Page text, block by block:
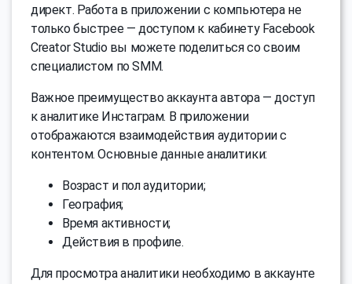
директ. Работа в приложении с компьютера не
только быстрее — доступом к кабинету Facebook
Creator Studio вы можете поделиться со своим
специалистом по SMM.
Важное преимущество аккаунта автора — доступ
к аналитике Инстаграм. В приложении
отображаются взаимодействия аудитории с
контентом. Основные данные аналитики:
Возраст и пол аудитории;
География;
Время активности;
Действия в профиле.
Для просмотра аналитики необходимо в аккаунте